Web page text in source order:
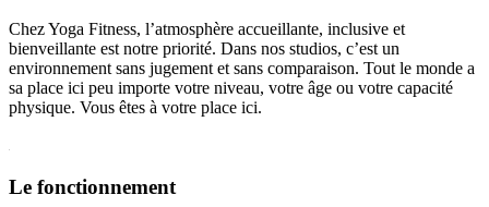
Chez Yoga Fitness, l’atmosphère accueillante, inclusive et
bienveillante est notre priorité. Dans nos studios, c’est un
environnement sans jugement et sans comparaison. Tout le monde a
sa place ici peu importe votre niveau, votre âge ou votre capacité
physique. Vous êtes à votre place ici.
Le fonctionnement